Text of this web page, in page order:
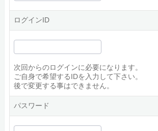
ログインID
次回からのログインに必要になります。
ご自身で希望するIDを入力して下さい。
後で変更する事はできません。
パスワード